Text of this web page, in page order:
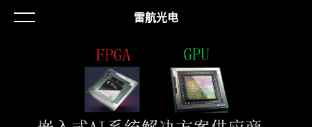
雷航光电